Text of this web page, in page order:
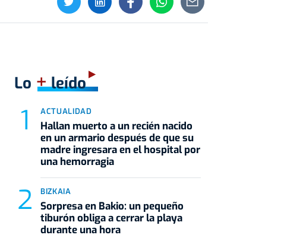
Lo +leído
ACTUALIDAD
Hallan muerto a un recién nacido
en un armario después de que su
madre ingresara en el hospital por
una hemorragia
BIZKAIA
Sorpresa en Bakio: un pequeño
tiburón obliga a cerrar la playa
durante una hora